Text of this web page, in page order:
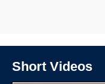
Short Videos